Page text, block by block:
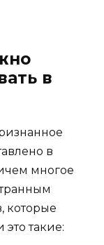
в
в
многое
которые
это такие: